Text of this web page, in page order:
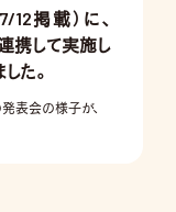
12掲載）に、
携して実施し
た。
表会の様子が、